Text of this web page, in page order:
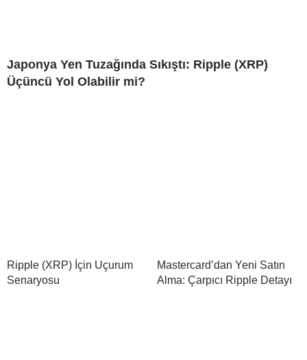
Japonya Yen Tuzağında Sıkıştı: Ripple (XRP)
Üçüncü Yol Olabilir mi?
Ripple (XRP) İçin Uçurum
Senaryosu
Mastercard’dan Yeni Satın
Alma: Çarpıcı Ripple Detayı